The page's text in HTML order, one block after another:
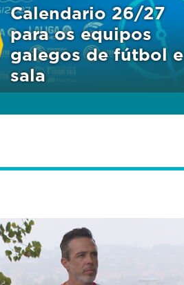
Calendario 26/27
para os equipos
galegos de fútbol e
sala